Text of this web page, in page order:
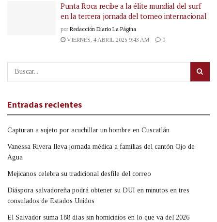
Punta Roca recibe a la élite mundial del surf
en la tercera jornada del torneo internacional
por Redacción Diario La Página
VIERNES, 4 ABRIL 2025 9:43 AM
0
Entradas recientes
Capturan a sujeto por acuchillar un hombre en Cuscatlán
Vanessa Rivera lleva jornada médica a familias del cantón Ojo de
Agua
Mejicanos celebra su tradicional desfile del correo
Diáspora salvadoreña podrá obtener su DUI en minutos en tres
consulados de Estados Unidos
El Salvador suma 188 días sin homicidios en lo que va del 2026